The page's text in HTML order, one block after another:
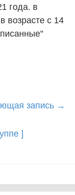
года. в
возрасте с 14
запись →
]